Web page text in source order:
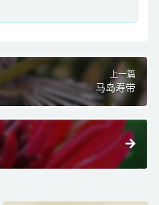
上一篇
马岛寿带